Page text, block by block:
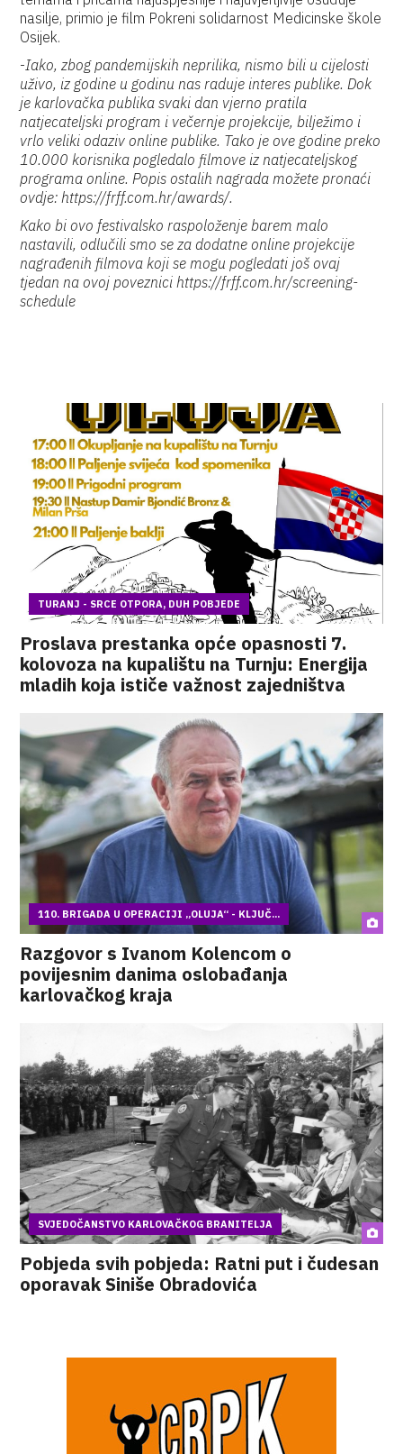
nasilje, primio je film Pokreni solidarnost Medicinske škole
Osijek.
-Iako, zbog pandemijskih neprilika, nismo bili u cijelosti
uživo, iz godine u godinu nas raduje interes publike. Dok
je karlovačka publika svaki dan vjerno pratila
natjecateljski program i večernje projekcije, bilježimo i
vrlo veliki odaziv online publike. Tako je ove godine preko
10.000 korisnika pogledalo filmove iz natjecateljskog
programa online. Popis ostalih nagrada možete pronaći
ovdje: https://frff.com.hr/awards/.
Kako bi ovo festivalsko raspoloženje barem malo
nastavili, odlučili smo se za dodatne online projekcije
nagrađenih filmova koji se mogu pogledati još ovaj
tjedan na ovoj poveznici https://frff.com.hr/screening-
schedule
TURANJ - SRCE OTPORA, DUH POBJEDE
Proslava prestanka opće opasnosti 7.
kolovoza na kupalištu na Turnju: Energija
mladih koja ističe važnost zajedništva
110. BRIGADA U OPERACIJI „OLUJA“ - KLJUČ...
Razgovor s Ivanom Kolencom o
povijesnim danima oslobađanja
karlovačkog kraja
SVJEDOČANSTVO KARLOVAČKOG BRANITELJA
Pobjeda svih pobjeda: Ratni put i čudesan
oporavak Siniše Obradovića